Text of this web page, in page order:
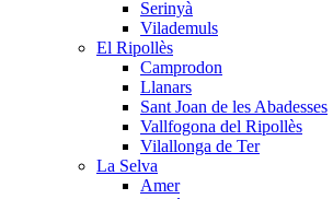
Serinyà
Vilademuls
El Ripollès
Camprodon
Llanars
Sant Joan de les Abadesses
Vallfogona del Ripollès
Vilallonga de Ter
La Selva
Amer